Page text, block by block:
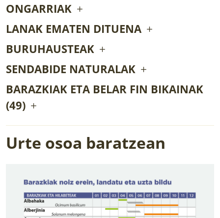
ONGARRIAK
LANAK EMATEN DITUENA
BURUHAUSTEAK
SENDABIDE NATURALAK
BARAZKIAK ETA BELAR FIN BIKAINAK
(49)
Urte osoa baratzean